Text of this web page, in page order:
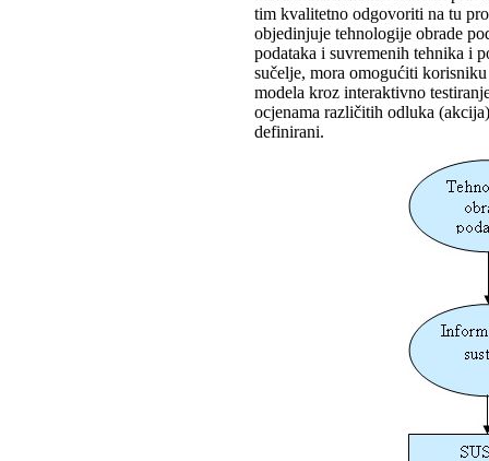
tim kvalitetno odgovoriti na tu
objedinjuje tehnologije obrade
podataka i suvremenih tehnika i
sučelje, mora omogućiti
modela kroz interaktivno
ocjenama različitih odluka
definirani.